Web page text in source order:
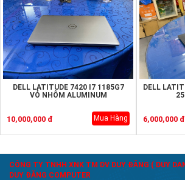
DELL LATITUDE 7420 I7 1185G7
VỎ NHÔM ALUMINUM
10,000,000 đ Mua Hàng
DELL
6,000,000 đ
CÔNG TY TNHH XNK TM DV DUY ĐĂNG ( DUY
DUY ĐĂNG COMPUTER